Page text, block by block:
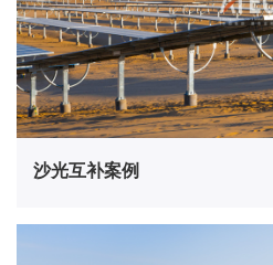
沙光互补案例